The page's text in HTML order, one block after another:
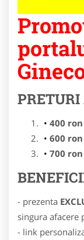
400
600
700
- prezenta
singura afacere
- link